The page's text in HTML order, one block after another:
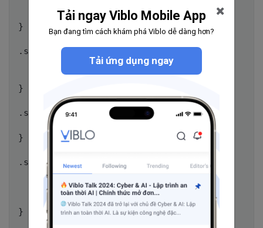
    width: 100%;
}
.selected-left {
    float: left;
    width: 88%;
}
.selected-right {
    float: left;
}
.selected-right button {
    display: block;
    margin-left: 4px;
    margin-bottom: 2px;
}
Tải ngay Viblo Mobile App
Bạn đang tìm cách khám phá Viblo dễ dàng hơn?
Tải ứng dụng ngay